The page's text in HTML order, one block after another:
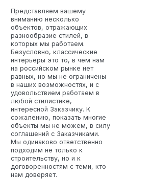
Представляем вашему
вниманию несколько
объектов, отражающих
разнообразие стилей, в
которых мы работаем.
Безусловно, классические
интерьеры это то, в чем нам
на российском рынке нет
равных, но мы не ограничены
в наших возможностях, и с
удовольствием работаем в
любой стилистике,
интересной Заказчику. К
сожалению, показать многие
объекты мы не можем, в силу
соглашений с Заказчиками.
Мы одинаково ответственно
подходим не только к
строительству, но и к
договоренностям с теми, кто
нам доверяет.